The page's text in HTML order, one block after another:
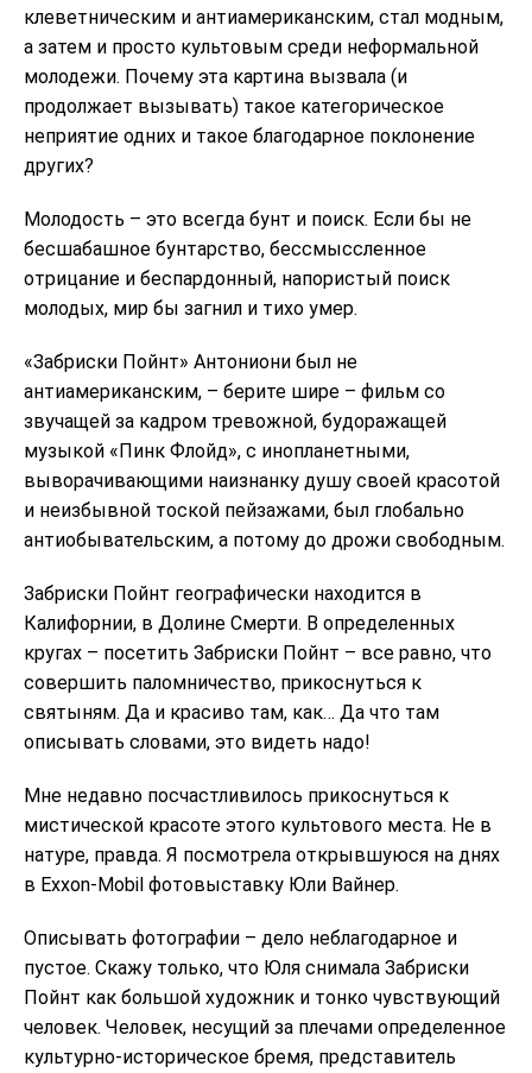
клеветническим и антиамериканским, стал модным,
а затем и просто культовым среди неформальной
молодежи. Почему эта картина вызвала (и
продолжает вызывать) такое категорическое
неприятие одних и такое благодарное поклонение
других?
Молодость – это всегда бунт и поиск. Если бы не
бесшабашное бунтарство, бессмыссленное
отрицание и беспардонный, напористый поиск
молодых, мир бы загнил и тихо умер.
«Забриски Пойнт» Антониони был не
антиамериканским, – берите шире – фильм со
звучащей за кадром тревожной, будоражащей
музыкой «Пинк Флойд», с инопланетными,
выворачивающими наизнанку душу своей красотой
и неизбывной тоской пейзажами, был глобально
антиобывательским, а потому до дрожи свободным.
Забриски Пойнт географически находится в
Калифорнии, в Долине Смерти. В определенных
кругах – посетить Забриски Пойнт – все равно, что
совершить паломничество, прикоснуться к
святыням. Да и красиво там, как… Да что там
описывать словами, это видеть надо!
Мне недавно посчастливилось прикоснуться к
мистической красоте этого культового места. Не в
натуре, правда. Я посмотрела открывшуюся на днях
в Exxon-Mobil фотовыставку Юли Вайнер.
Описывать фотографии – дело неблагодарное и
пустое. Скажу только, что Юля снимала Забриски
Пойнт как большой художник и тонко чувствующий
человек. Человек, несущий за плечами определенное
культурно-историческое бремя, представитель